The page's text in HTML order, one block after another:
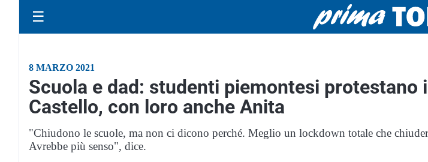
☰
8 MARZO 2021
Scuola e dad: studenti piemontesi protestano
Castello, con loro anche Anita
"Chiudono le scuole, ma non ci dicono perché. Meglio un lockdown totale che
Avrebbe più senso", dice.